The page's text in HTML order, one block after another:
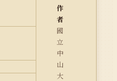
作
者
國
立
中
山
大